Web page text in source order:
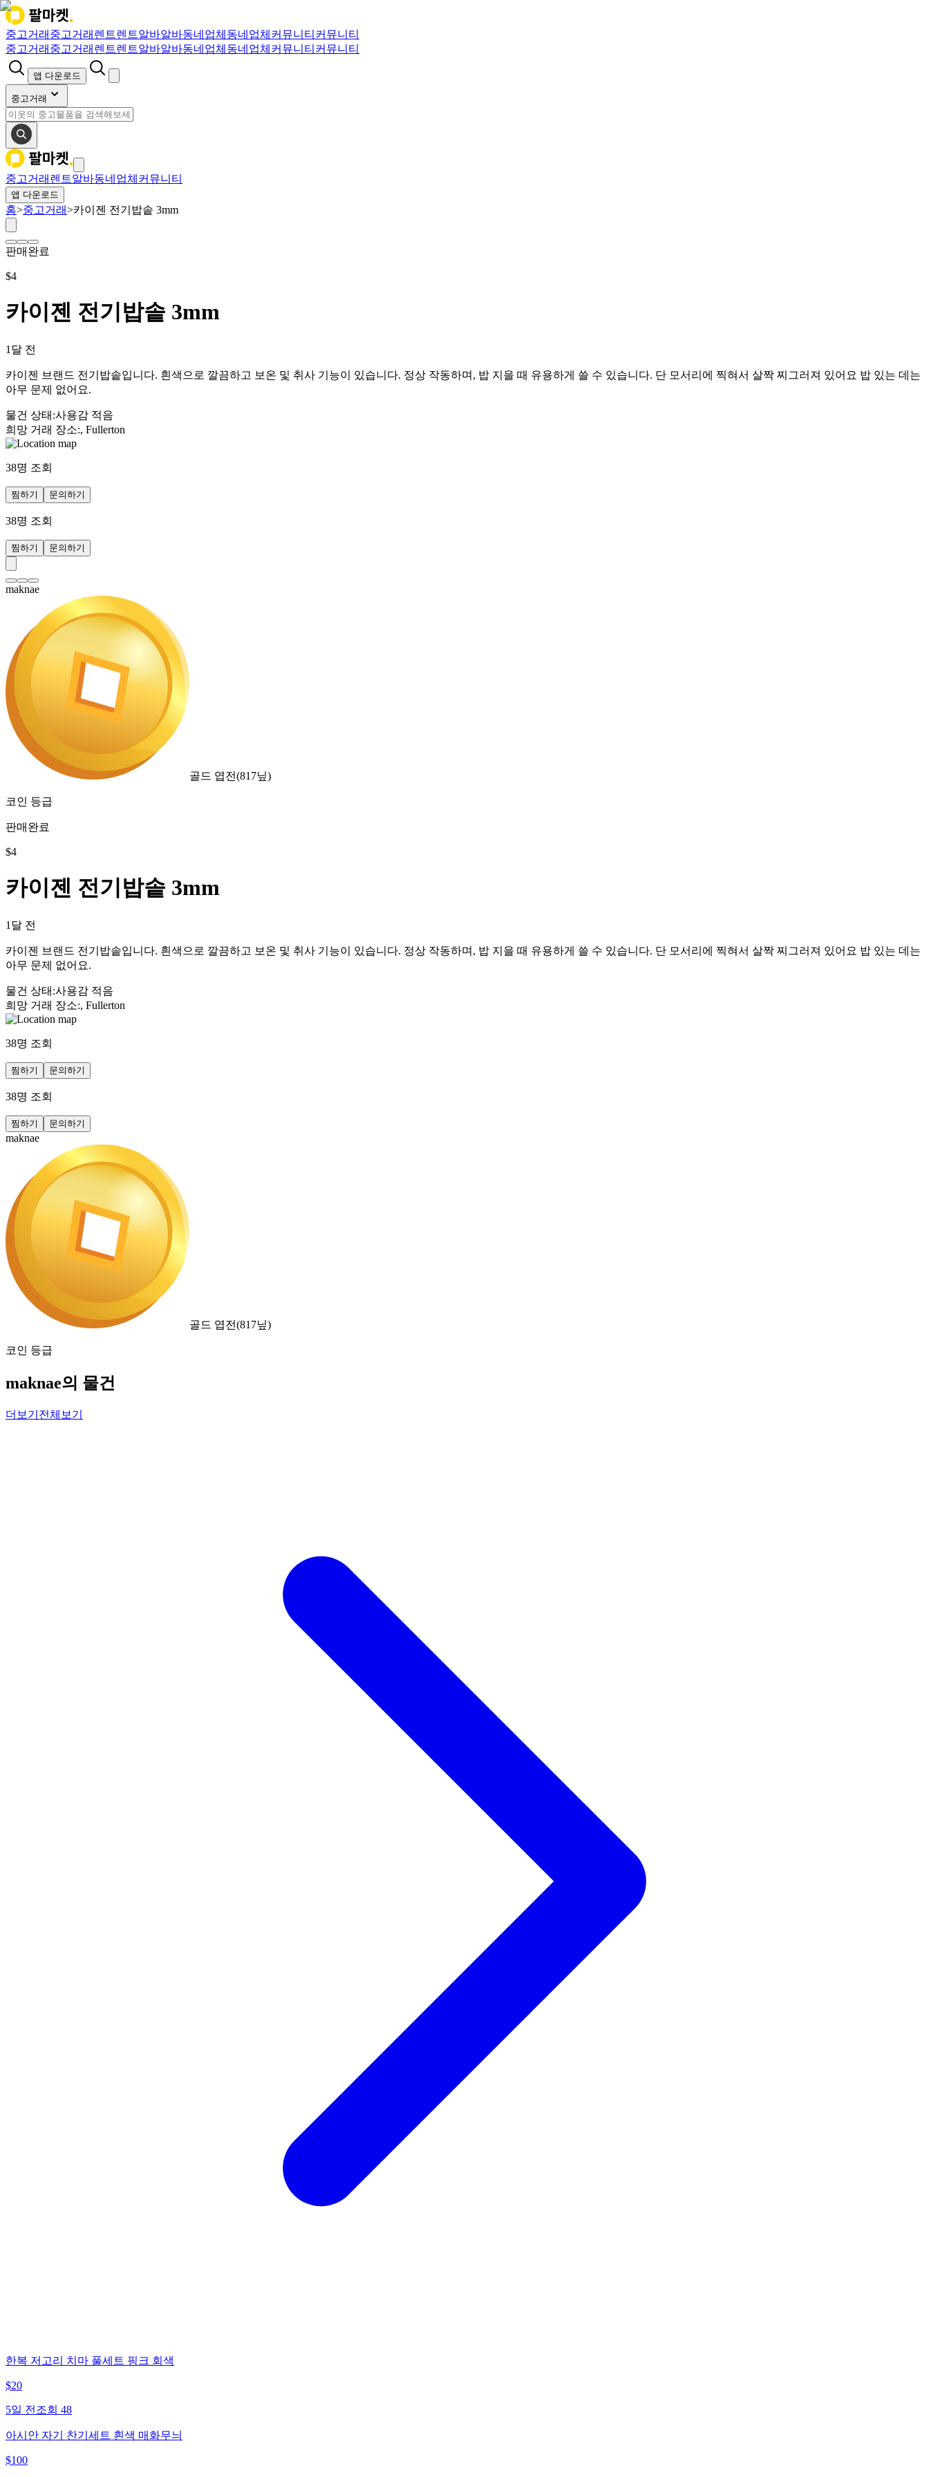
중고거래 중고거래 렌트렌트알바알바동네업체 동네업체 커뮤니티 커뮤니티
중고거래 중고거래 렌트렌트알바알바동네업체 동네업체 커뮤니티 커뮤니티
앱 다운로드
중고거래
중고거래 렌트알바동네업체 커뮤니티
앱 다운로드
홈>중고거래>카이젠 전기밥솥 3mm
판매완료
$4
카이젠 전기밥솥 3mm
1달 전
카이젠 브랜드 전기밥솥입니다. 흰색으로 깔끔하고 보온 및 취사 기능이 있습니다. 정상 작동하며, 밥 지을 때 유용하게 쓸 수 있습니다. 단 모서리에 찍혀서 살짝 찌그러져 있어요 밥 있는 데는
아무 문제 없어요.
물건 상태 :사용감 적음
희망 거래 장소:, Fullerton
38명 조회
찜하기 문의하기
38명 조회
찜하기 문의하기
maknae
골드 엽전(817닢)
코인 등급
판매완료
$4
카이젠 전기밥솥 3mm
1달 전
카이젠 브랜드 전기밥솥입니다. 흰색으로 깔끔하고 보온 및 취사 기능이 있습니다. 정상 작동하며, 밥 지을 때 유용하게 쓸 수 있습니다. 단 모서리에 찍혀서 살짝 찌그러져 있어요 밥 있는 데는
아무 문제 없어요.
물건 상태 :사용감 적음
희망 거래 장소:, Fullerton
38명 조회
찜하기 문의하기
38명 조회
찜하기 문의하기
maknae
골드 엽전(817닢)
코인 등급
maknae의 물건
더보기 전체보기
한복 저고리 치마 풀세트 핑크 회색
$20
5일 전 조회 48
아시안 자기 찬기세트 흰색 매화무늬
$100